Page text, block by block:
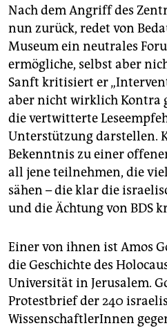
Nach dem Angriff des
nun zurück, redet von
Museum ein neutrales
ermögliche, selbst aber
Sanft kritisiert er
aber nicht wirklich Kontra
die vertwitterte
Unterstützung darstellen.
Bekenntnis zu einer
all jene teilnehmen, die
sähen – die klar die
und die Ächtung von BDS
Einer von ihnen ist Amos
die Geschichte des
Universität in Jerusalem.
Protestbrief der 240
WissenschaftlerInnen